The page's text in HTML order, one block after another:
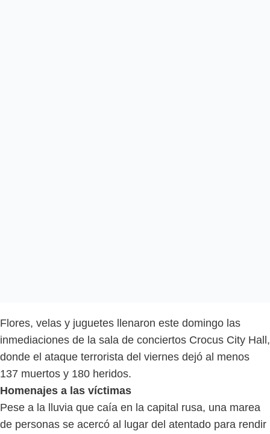
Flores, velas y juguetes llenaron este domingo las
inmediaciones de la sala de conciertos Crocus City Hall,
donde el ataque terrorista del viernes dejó al menos
137 muertos y 180 heridos.
Homenajes a las víctimas
Pese a la lluvia que caía en la capital rusa, una marea
de personas se acercó al lugar del atentado para rendir